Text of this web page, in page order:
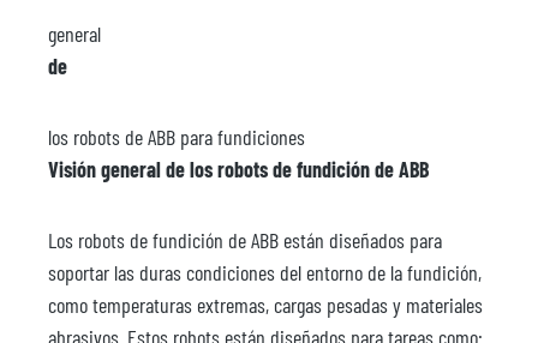
general
de
los robots de ABB para fundiciones
Visión general de los robots de fundición de ABB
Los robots de fundición de ABB están diseñados para
soportar las duras condiciones del entorno de la fundición,
como temperaturas extremas, cargas pesadas y materiales
abrasivos. Estos robots están diseñados para tareas como: